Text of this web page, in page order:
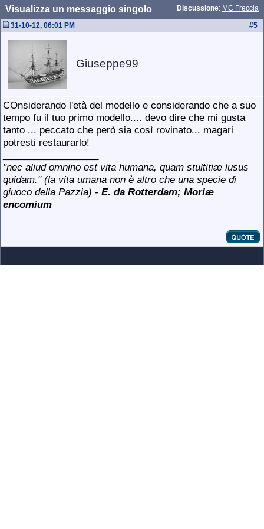
Discussione: MC Freccia
Visualizza un messaggio singolo
#5
31-10-12, 06:01 PM
Giuseppe99
COnsiderando l'età del modello e considerando che a suo
tempo fu il tuo primo modello.... devo dire che mi gusta
tanto ... peccato che però sia così rovinato... magari
potresti restaurarlo!
"nec aliud omnino est vita humana, quam stultitiæ lusus
quidam." (la vita umana non è altro che una specie di
giuoco della Pazzia) - E. da Rotterdam; Moriæ
encomium